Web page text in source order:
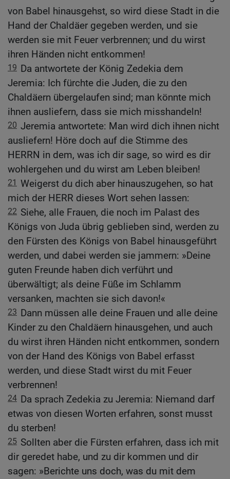
von Babel hinausgehst, so wird diese Stadt in die
Hand der Chaldäer gegeben werden, und sie
werden sie mit Feuer verbrennen; und du wirst
ihren Händen nicht entkommen!
19 Da antwortete der König Zedekia dem
Jeremia: Ich fürchte die Juden, die zu den
Chaldäern übergelaufen sind; man könnte mich
ihnen ausliefern, dass sie mich misshandeln!
20 Jeremia antwortete: Man wird dich ihnen nicht
ausliefern! Höre doch auf die Stimme des
HERRN in dem, was ich dir sage, so wird es dir
wohlergehen und du wirst am Leben bleiben!
21 Weigerst du dich aber hinauszugehen, so hat
mich der HERR dieses Wort sehen lassen:
22 Siehe, alle Frauen, die noch im Palast des
Königs von Juda übrig geblieben sind, werden zu
den Fürsten des Königs von Babel hinausgeführt
werden, und dabei werden sie jammern: »Deine
guten Freunde haben dich verführt und
überwältigt; als deine Füße im Schlamm
versanken, machten sie sich davon!«
23 Dann müssen alle deine Frauen und alle deine
Kinder zu den Chaldäern hinausgehen, und auch
du wirst ihren Händen nicht entkommen, sondern
von der Hand des Königs von Babel erfasst
werden, und diese Stadt wirst du mit Feuer
verbrennen!
24 Da sprach Zedekia zu Jeremia: Niemand darf
etwas von diesen Worten erfahren, sonst musst
du sterben!
25 Sollten aber die Fürsten erfahren, dass ich mit
dir geredet habe, und zu dir kommen und dir
sagen: »Berichte uns doch, was du mit dem